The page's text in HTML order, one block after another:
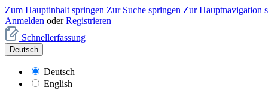
Zum Hauptinhalt springen Zur Suche springen Zur Hauptnavigation
Anmelden oder Registrieren
Schnellerfassung
Deutsch
Deutsch
English